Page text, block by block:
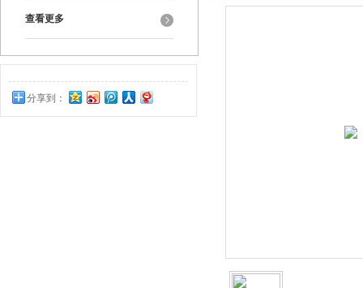
查看更多
分享到：